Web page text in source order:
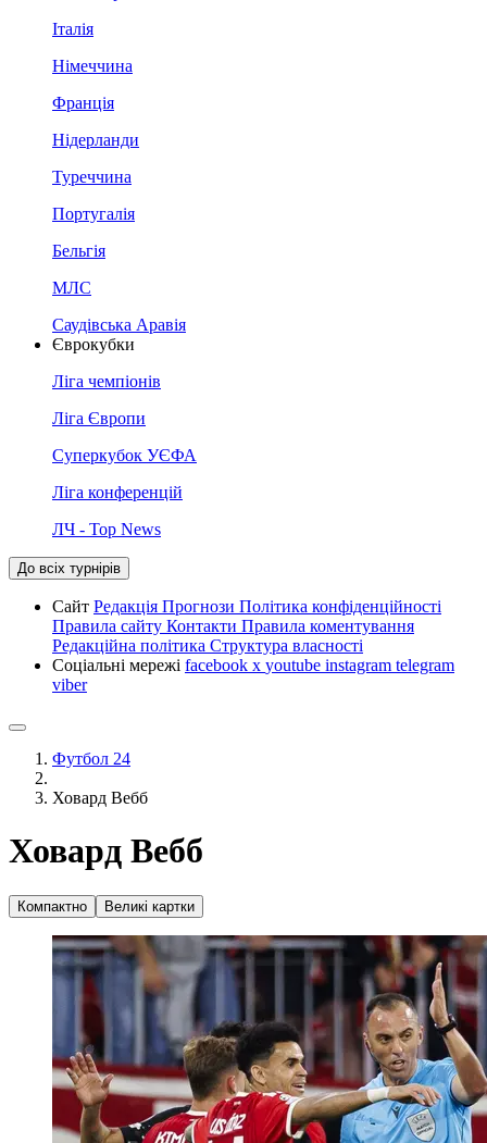
Італія
Німеччина
Франція
Нідерланди
Туреччина
Португалія
Бельгія
МЛС
Саудівська Аравія
Єврокубки
Ліга чемпіонів
Ліга Європи
Суперкубок УЄФА
Ліга конференцій
ЛЧ - Top News
До всіх турнірів
Сайт Редакція Прогнози Політика конфіденційності
Правила сайту Контакти Правила коментування
Редакційна політика Структура власності
Соціальні мережі facebook x youtube instagram telegram
viber
Футбол 24
Ховард Вебб
Ховард Вебб
Компактно Великі картки